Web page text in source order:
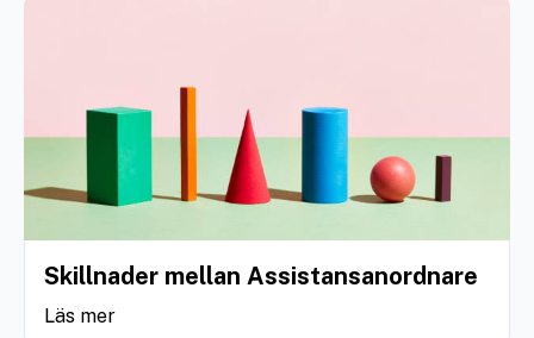
Skillnader mellan Assistansanordnare
Läs mer